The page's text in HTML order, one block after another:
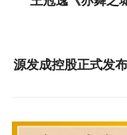
源发成控股正式发